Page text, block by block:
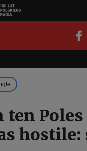
Poles
hostile: